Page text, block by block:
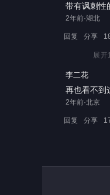
带有讽刺性
2年前·湖北
分享
回复
展开
李二花
再也看不到
2年前·北京
分享
回复